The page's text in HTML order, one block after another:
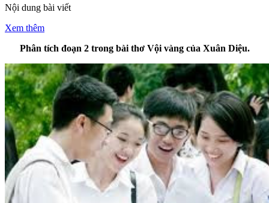
Nội dung bài viết
Xem thêm
Phân tích đoạn 2 trong bài thơ Vội vàng của Xuân Diệu.